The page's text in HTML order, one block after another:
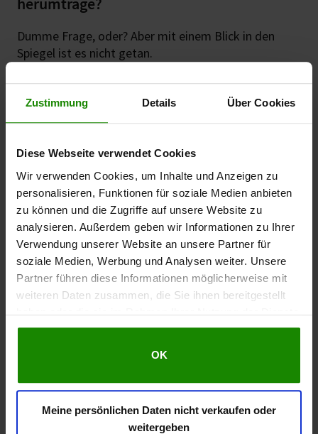
Zustimmung Details Über Cookies
Diese Webseite verwendet Cookies
Wir verwenden Cookies, um Inhalte und Anzeigen zu
personalisieren, Funktionen für soziale Medien anbieten
zu können und die Zugriffe auf unsere Website zu
analysieren. Außerdem geben wir Informationen zu Ihrer
Verwendung unserer Website an unsere Partner für
soziale Medien, Werbung und Analysen weiter. Unsere
Partner führen diese Informationen möglicherweise mit
weiteren Daten zusammen, die Sie ihnen bereitgestellt
haben oder die sie im Rahmen Ihrer Nutzung der Dienste
gesammelt haben.
OK
Meine persönlichen Daten nicht verkaufen oder
weitergeben
Dumme Frage, oder? Aber mit einem Blick in den
Spiegel ist es nicht getan.
Bauchfett ist manchmal gar nicht so leicht zu
erkennen. Es kommt auch darauf an, wo Ihr Körper
das Fett speichert – beispielsweise kann eine
ein Mehr an Bauchfett bedeuten.
Ihr Taillenumfang kann Ihnen einen ungefähren
Hinweis darauf geben, ob Sie zu viel Bauchfett haben.
Bei Frauen wären 88,9 cm oder mehr ein mögliches
Anzeichen dafür, bei Männern 101,6 cm. Bei Menschen
asiatischer Abstammung verringern sich die Werte
auf 80 cm für Frauen und 90 cm für Männer.